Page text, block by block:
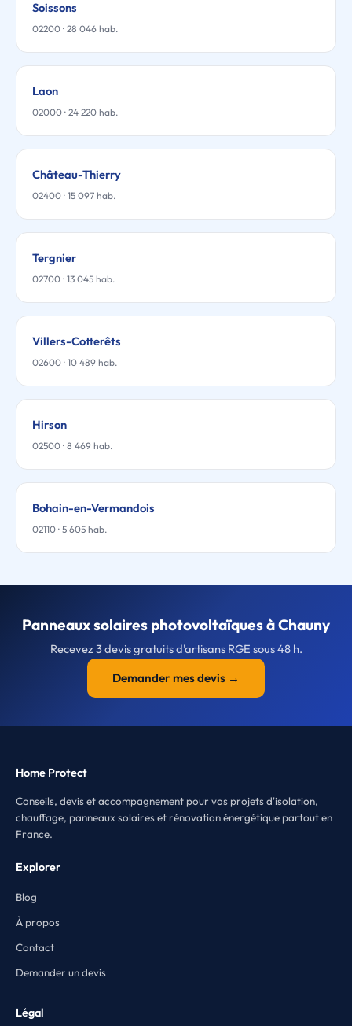
Soissons
02200 · 28 046 hab.
Laon
02000 · 24 220 hab.
Château-Thierry
02400 · 15 097 hab.
Tergnier
02700 · 13 045 hab.
Villers-Cotterêts
02600 · 10 489 hab.
Hirson
02500 · 8 469 hab.
Bohain-en-Vermandois
02110 · 5 605 hab.
Panneaux solaires photovoltaïques à Chauny
Recevez 3 devis gratuits d'artisans RGE sous 48 h.
Demander mes devis →
Home Protect
Conseils, devis et accompagnement pour vos projets d'isolation,
chauffage, panneaux solaires et rénovation énergétique partout en
France.
Explorer
Blog
À propos
Contact
Demander un devis
Légal